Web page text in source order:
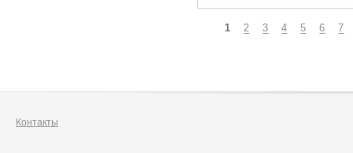
Страницы
1 2 3 4 5 6 7
Контакты